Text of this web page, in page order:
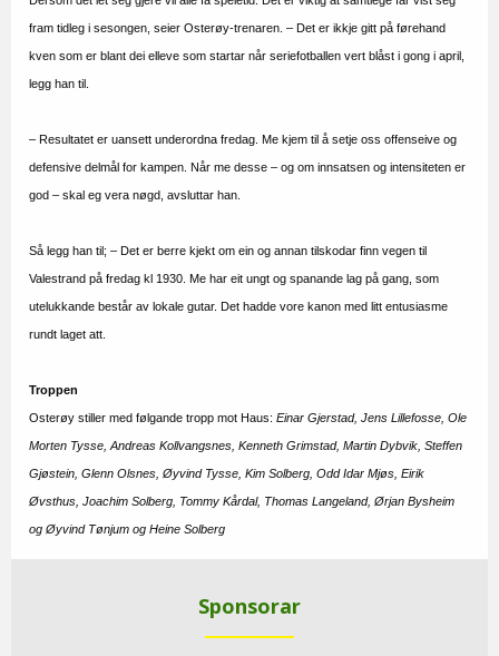
fram tidleg i sesongen, seier Osterøy-trenaren. – Det er ikkje gitt på førehand
kven som er blant dei elleve som startar når seriefotballen vert blåst i gong i april,
legg han til.
– Resultatet er uansett underordna fredag. Me kjem til å setje oss offenseive og
defensive delmål for kampen. Når me desse – og om innsatsen og intensiteten er
god – skal eg vera nøgd, avsluttar han.
Så legg han til; – Det er berre kjekt om ein og annan tilskodar finn vegen til
Valestrand på fredag kl 1930. Me har eit ungt og spanande lag på gang, som
utelukkande består av lokale gutar. Det hadde vore kanon med litt entusiasme
rundt laget att.
Troppen
Osterøy stiller med følgande tropp mot Haus: Einar Gjerstad, Jens Lillefosse, Ole
Morten Tysse, Andreas Kollvangsnes, Kenneth Grimstad, Martin Dybvik, Steffen
Gjøstein, Glenn Olsnes, Øyvind Tysse, Kim Solberg, Odd Idar Mjøs, Eirik
Øvsthus, Joachim Solberg, Tommy Kårdal, Thomas Langeland, Ørjan Bysheim
og Øyvind Tønjum og Heine Solberg
Sponsorar